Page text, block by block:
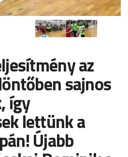
az
sajnos
így
lettünk a
Újabb